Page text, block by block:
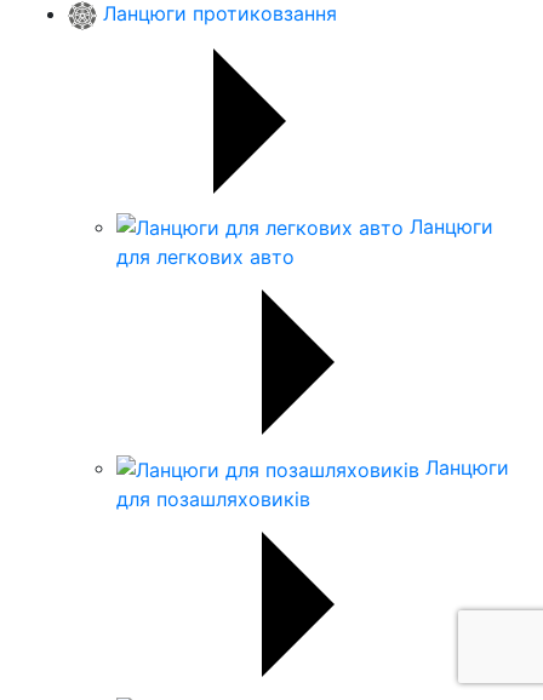
Ланцюги протиковзання
Ланцюги
для легкових авто
Ланцюги
для позашляховиків